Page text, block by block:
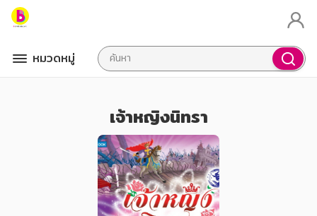
หมวดหมู่
เจ้าหญิงนิทรา